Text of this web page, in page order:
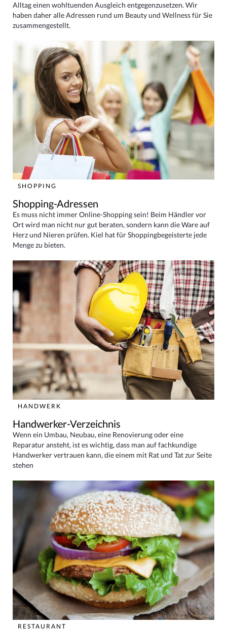
Alltag einen wohltuenden Ausgleich entgegenzusetzen. Wir
haben daher alle Adressen rund um Beauty und Wellness für Sie
zusammengestellt.
SHOPPING
Shopping-Adressen
Es muss nicht immer Online-Shopping sein! Beim Händler vor
Ort wird man nicht nur gut beraten, sondern kann die Ware auf
Herz und Nieren prüfen. Kiel hat für Shoppingbegeisterte jede
Menge zu bieten.
HANDWERK
Handwerker-Verzeichnis
Wenn ein Umbau, Neubau, eine Renovierung oder eine
Reparatur ansteht, ist es wichtig, dass man auf fachkundige
Handwerker vertrauen kann, die einem mit Rat und Tat zur Seite
stehen
RESTAURANT